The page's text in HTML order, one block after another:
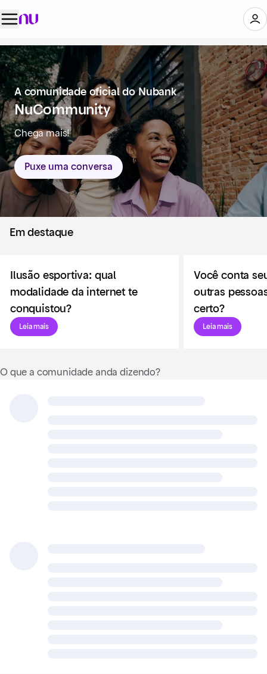
A comunidade oficial do Nubank
NuCommunity
Chega mais!
Puxe uma conversa
Em destaque
Ilusão esportiva: qual
modalidade da internet te
conquistou?
Leia mais
Você conta
outras
certo?
Leia mais
O que a comunidade anda dizendo?